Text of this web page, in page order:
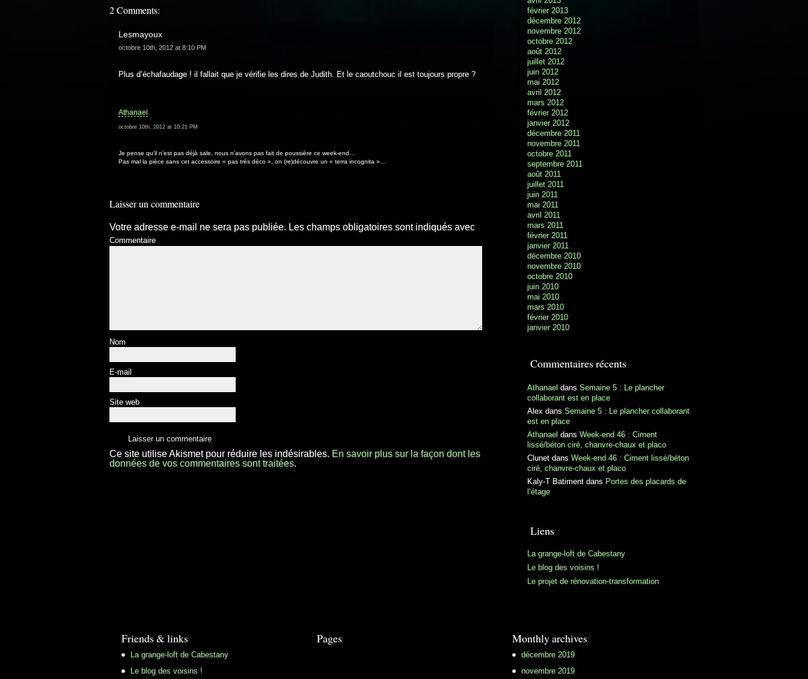
2 Comments:
Lesmayoux
octobre 10th, 2012 at 8:10 PM
Plus d’échafaudage ! il fallait que je vérifie les dires de Judith. Et le caoutchouc il est toujours propre ?
Athanael
octobre 10th, 2012 at 10:21 PM
Je pense qu’il n’est pas déjà sale, nous n’avons pas fait de poussière ce week-end…
Pas mal la pièce sans cet accessoire « pas très déco », on (re)découvre un « terra incognita »…
Laisser un commentaire
Votre adresse e-mail ne sera pas publiée. Les champs obligatoires sont indiqués avec
Commentaire
Nom
E-mail
Site web
Ce site utilise Akismet pour réduire les indésirables. En savoir plus sur la façon dont les
données de vos commentaires sont traitées.
février 2013
décembre 2012
novembre 2012
octobre 2012
août 2012
juillet 2012
juin 2012
mai 2012
avril 2012
mars 2012
février 2012
janvier 2012
décembre 2011
novembre 2011
octobre 2011
septembre 2011
août 2011
juillet 2011
juin 2011
mai 2011
avril 2011
mars 2011
février 2011
janvier 2011
décembre 2010
novembre 2010
octobre 2010
juin 2010
mai 2010
mars 2010
février 2010
janvier 2010
Commentaires récents
Athanael dans Semaine 5 : Le plancher
collaborant est en place
Alex dans Semaine 5 : Le plancher collaborant
est en place
Athanael dans Week-end 46 : Ciment
lissé/béton ciré, chanvre-chaux et placo
Clunet dans Week-end 46 : Ciment lissé/béton
ciré, chanvre-chaux et placo
Kaly-T Batiment dans Portes des placards de
l’étage
Liens
La grange-loft de Cabestany
Le blog des voisins !
Le projet de rénovation-transformation
Friends & links
La grange-loft de Cabestany
Le blog des voisins !
Pages Monthly archives
décembre 2019
novembre 2019